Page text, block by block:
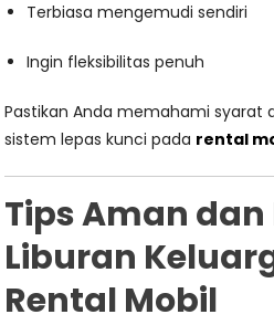
Terbiasa mengemudi sendiri
Ingin fleksibilitas penuh
Pastikan Anda memahami syarat
sistem lepas kunci pada rental
Tips Aman
Liburan
Rental Mobil